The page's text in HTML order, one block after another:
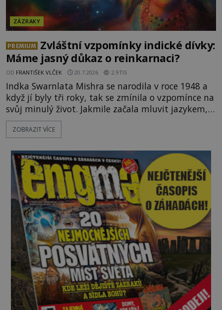
ZÁZRAKY
PREMIUM
Zvláštní vzpomínky indické dívky:
Máme jasný důkaz o reinkarnaci?
OD FRANTIŠEK VLČEK 20.7.2026 2.9TIS
Indka Swarnlata Mishra se narodila v roce 1948 a
když jí byly tři roky, tak se zmínila o vzpomínce na
svůj minulý život. Jakmile začala mluvit jazykem,
který nikdo nezná, začali rodiče její podivné
chování brát vážně. Je snad důkazem reinkarnace?
Na první pohled se zdá, že to bu
ZOBRAZIT VÍCE